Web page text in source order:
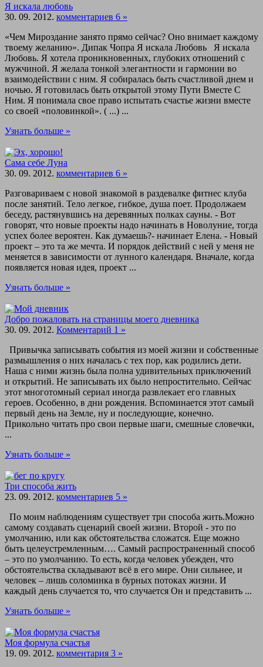
Я искала любовь
30. 09. 2012. комментариев 6 »
«Чем Мироздание занято прямо сейчас? Оно внимает каждому
твоему желанию». Дипак Чопра Я искала Любовь Я искала
Любовь. Я хотела проникновенных, глубоких отношений с
мужчиной. Я желала тонкой элегантности и гармонии во
взаимодействии с ним. Я собиралась быть счастливой днем и
ночью. Я готовилась быть открытой этому Пути Вместе С
Ним. Я понимала свое право испытать счастье жизни вместе
со своей «половинкой». ( ...) ...
Узнать больше »
Сама себе Луна
30. 09. 2012. комментариев 6 »
Разговариваем с новой знакомой в раздевалке фитнес клуба
после занятий. Тело легкое, гибкое, душа поет. Продолжаем
беседу, растянувшись на деревянных полках сауны. - Вот
говорят, что новые проекты надо начинать в Новолуние, тогда
успех более вероятен. Как думаешь?- начинает Елена. - Новый
проект – это та же мечта. И порядок действий с ней у меня не
меняется в зависимости от лунного календаря. Вначале, когда
появляется новая идея, проект ...
Узнать больше »
Добро пожаловать на страницы моего дневника
30. 09. 2012. Комментарий 1 »
Привычка записывать события из моей жизни и собственные
размышления о них началась с тех пор, как родились дети.
Наша с ними жизнь была полна удивительных приключений
и открытий. Не записывать их было непростительно. Сейчас
этот многотомный сериал иногда развлекает его главных
героев. Особенно, в дни рождения. Вспоминается этот самый
первый день на Земле, ну и последующие, конечно.
Прикольно читать про свои первые шаги, смешные словечки,
...
Узнать больше »
Три способа жить
23. 09. 2012. комментариев 5 »
По моим наблюдениям существует три способа жить.Можно
самому создавать сценарий своей жизни. Второй - это по
умолчанию, или как обстоятельства сложатся. Еще можно
быть целеустремленным…. Самый распространенный способ
– это по умолчанию. То есть, когда человек убежден, что
обстоятельства складывают всё в его мире. Они сильнее, и
человек – лишь соломинка в бурных потоках жизни. И
каждый день случается то, что случается Он и представить ...
Узнать больше »
Моя формула счастья
19. 09. 2012. комментария 3 »